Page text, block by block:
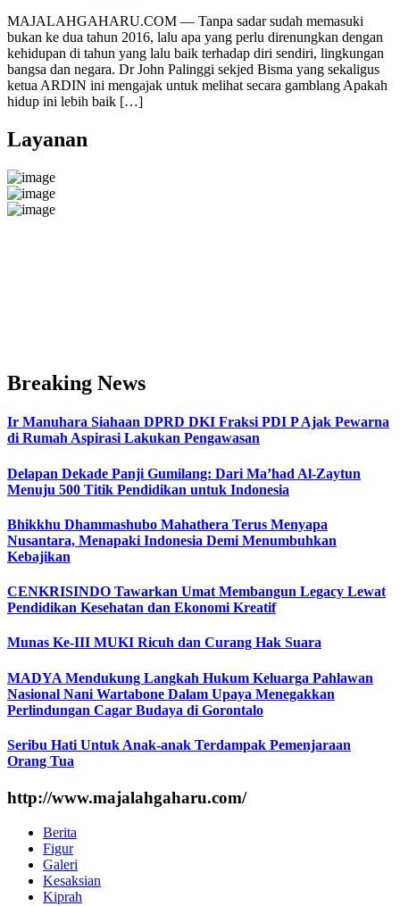
MAJALAHGAHARU.COM — Tanpa sadar sudah memasuki
bukan ke dua tahun 2016, lalu apa yang perlu direnungkan dengan
kehidupan di tahun yang lalu baik terhadap diri sendiri, lingkungan
bangsa dan negara. Dr John Palinggi sekjed Bisma yang sekaligus
ketua ARDIN ini mengajak untuk melihat secara gamblang Apakah
hidup ini lebih baik […]
Layanan
Breaking News
Ir Manuhara Siahaan DPRD DKI Fraksi PDI P Ajak Pewarna
di Rumah Aspirasi Lakukan Pengawasan
Delapan Dekade Panji Gumilang: Dari Ma’had Al-Zaytun
Menuju 500 Titik Pendidikan untuk Indonesia
Bhikkhu Dhammashubo Mahathera Terus Menyapa
Nusantara, Menapaki Indonesia Demi Menumbuhkan
Kebajikan
CENKRISINDO Tawarkan Umat Membangun Legacy Lewat
Pendidikan Kesehatan dan Ekonomi Kreatif
Munas Ke-III MUKI Ricuh dan Curang Hak Suara
MADYA Mendukung Langkah Hukum Keluarga Pahlawan
Nasional Nani Wartabone Dalam Upaya Menegakkan
Perlindungan Cagar Budaya di Gorontalo
Seribu Hati Untuk Anak-anak Terdampak Pemenjaraan
Orang Tua
http://www.majalahgaharu.com/
Berita
Figur
Galeri
Kesaksian
Kiprah